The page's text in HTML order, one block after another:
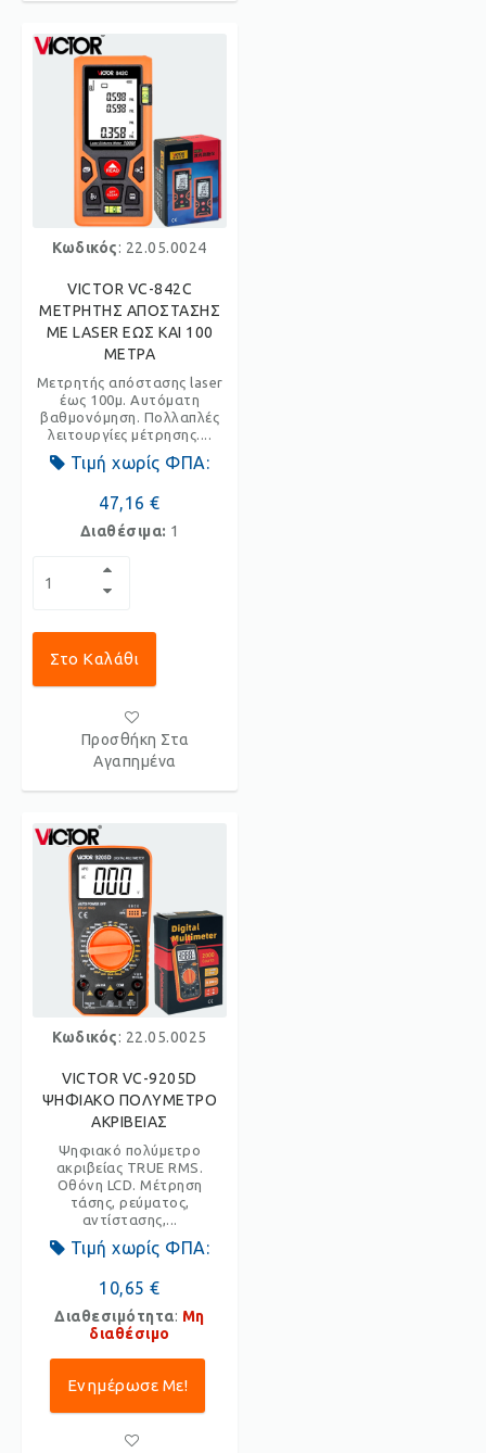
Κωδικός: 22.05.0024
VICTOR VC-842C
ΜΕΤΡΗΤΗΣ ΑΠΟΣΤΑΣΗΣ
ΜΕ LASER ΕΩΣ ΚΑΙ 100
ΜΕΤΡΑ
Μετρητής απόστασης laser
έως 100μ. Aυτόματη
βαθμονόμηση. Πολλαπλές
λειτουργίες μέτρησης....
Τιμή χωρίς ΦΠΑ:
47,16 €
Διαθέσιμα: 1
Στο Καλάθι
Προσθήκη Στα
Αγαπημένα
Κωδικός: 22.05.0025
VICTOR VC-9205D
ΨΗΦΙΑΚΟ ΠΟΛΥΜΕΤΡΟ
ΑΚΡΙΒΕΙΑΣ
Ψηφιακό πολύμετρο
ακριβείας TRUE RMS.
Οθόνη LCD. Μέτρηση
τάσης, ρεύματος,
αντίστασης,...
Τιμή χωρίς ΦΠΑ:
10,65 €
Διαθεσιμότητα: Μη
διαθέσιμο
Ενημέρωσε Με!